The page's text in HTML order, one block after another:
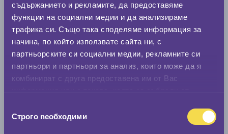
съдържанието и рекламите, да предоставяме
функции на социални медии и да анализираме
трафика си. Също така споделяме информация за
начина, по който използвате сайта ни, с
партньорските си социални медии, рекламните си
партньори и партньори за анализ, които може да я
комбинират с друга предоставена им от Вас
наСтрого nеобходими
виж повече
Летни гуми UNIROYAL RainSport 5 205/55 R16